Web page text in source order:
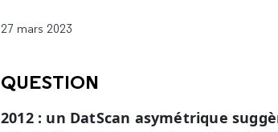
27 mars 2023
QUESTION
2012 : un DatScan asymétrique